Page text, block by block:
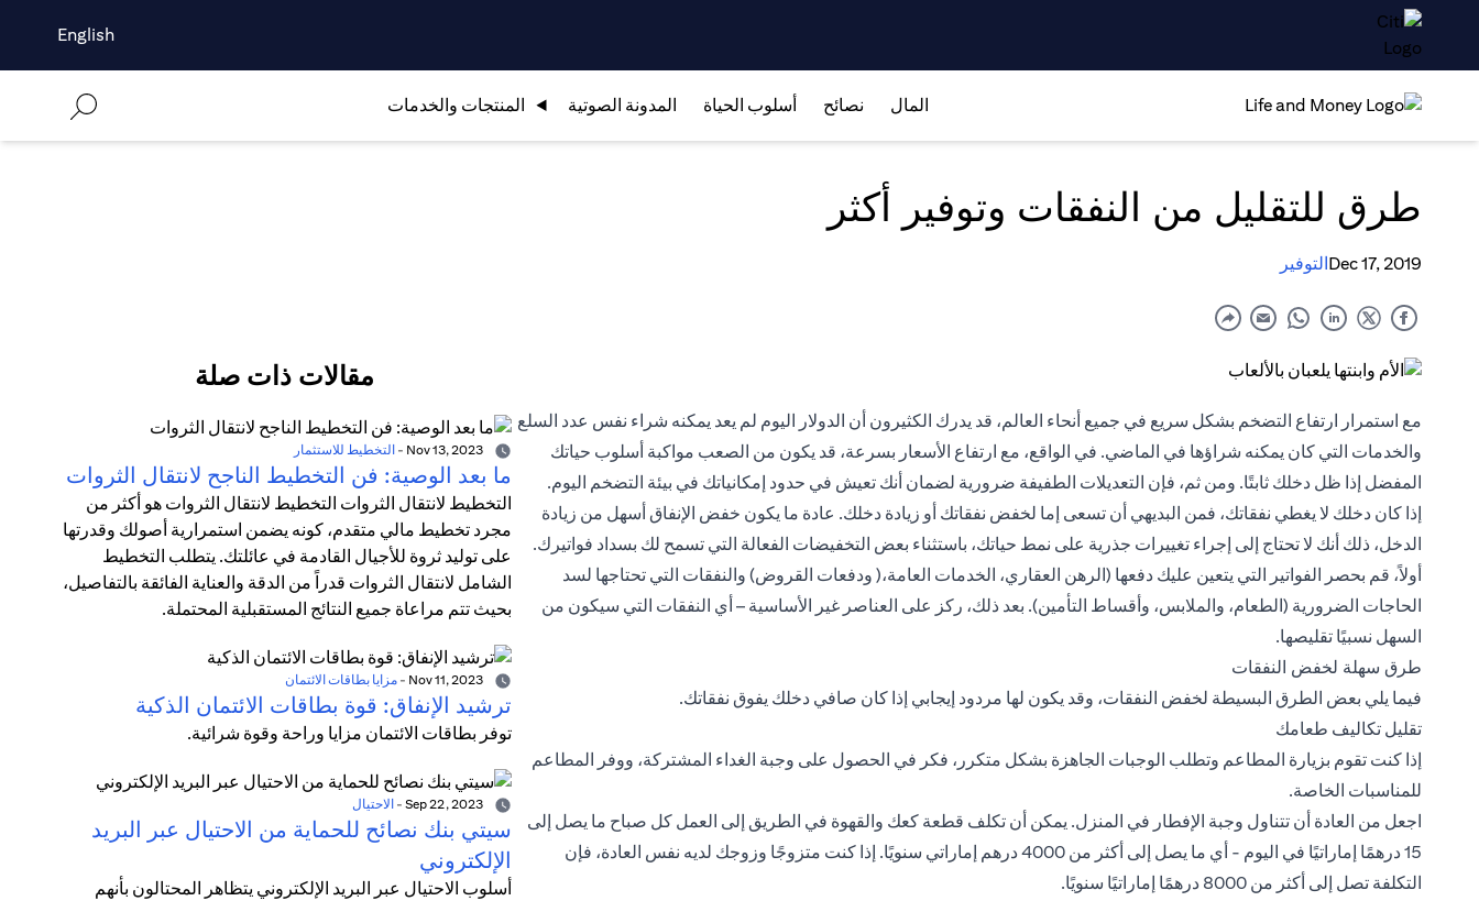
English
المال نصائح أسلوب الحياة المدونة الصوتية المنتجات والخدمات
طرق للتقليل من النفقات وتوفير أكثر
Dec 17, 2019التوفير
مع استمرار ارتفاع التضخم بشكل سريع في جميع أنحاء العالم، قد يدرك الكثيرون أن الدولار اليوم لم يعد يمكنه شراء نفس عدد السلع
والخدمات التي كان يمكنه شراؤها في الماضي. في الواقع، مع ارتفاع الأسعار بسرعة، قد يكون من الصعب مواكبة أسلوب حياتك
المفضل إذا ظل دخلك ثابتًا. ومن ثم، فإن التعديلات الطفيفة ضرورية لضمان أنك تعيش في حدود إمكانياتك في بيئة التضخم اليوم.
إذا كان دخلك لا يغطي نفقاتك، فمن البديهي أن تسعى إما لخفض نفقاتك أو زيادة دخلك. عادة ما يكون خفض الإنفاق أسهل من زيادة
الدخل، ذلك أنك لا تحتاج إلى إجراء تغييرات جذرية على نمط حياتك، باستثناء بعض التخفيضات الفعالة التي تسمح لك بسداد فواتيرك.
أولاً، قم بحصر الفواتير التي يتعين عليك دفعها (الرهن العقاري، الخدمات العامة،( ودفعات القروض) والنفقات التي تحتاجها لسد
الحاجات الضرورية (الطعام، والملابس، وأقساط التأمين). بعد ذلك، ركز على العناصر غير الأساسية – أي النفقات التي سيكون من
السهل نسبيًا تقليصها.
طرق سهلة لخفض النفقات
فيما يلي بعض الطرق البسيطة لخفض النفقات، وقد يكون لها مردود إيجابي إذا كان صافي دخلك يفوق نفقاتك.
تقليل تكاليف طعامك
إذا كنت تقوم بزيارة المطاعم وتطلب الوجبات الجاهزة بشكل متكرر، فكر في الحصول على وجبة الغداء المشتركة، ووفر المطاعم
للمناسبات الخاصة.
اجعل من العادة أن تتناول وجبة الإفطار في المنزل. يمكن أن تكلف قطعة كعك والقهوة في الطريق إلى العمل كل صباح ما يصل إلى
15 درهمًا إماراتيًا في اليوم - أي ما يصل إلى أكثر من 4000 درهم إماراتي سنويًا. إذا كنت متزوجًا وزوجك لديه نفس العادة، فإن
التكلفة تصل إلى أكثر من 8000 درهمًا إماراتيًا سنويًا.
مقالات ذات صلة
- التخطيط للاستثمار
ما بعد الوصية: فن التخطيط الناجح لانتقال الثروات
التخطيط لانتقال الثروات التخطيط لانتقال الثروات هو أكثر من
مجرد تخطيط مالي متقدم، كونه يضمن استمرارية أصولك وقدرتها
على توليد ثروة للأجيال القادمة في عائلتك. يتطلب التخطيط
الشامل لانتقال الثروات قدراً من الدقة والعناية الفائقة بالتفاصيل،
بحيث تتم مراعاة جميع النتائج المستقبلية المحتملة.
- مزايا بطاقات الائتمان
ترشيد الإنفاق: قوة بطاقات الائتمان الذكية
توفر بطاقات الائتمان مزايا وراحة وقوة شرائية.
- الاحتيال
سيتي بنك نصائح للحماية من الاحتيال عبر البريد
الإلكتروني
أسلوب الاحتيال عبر البريد الإلكتروني يتظاهر المحتالون بأنهم